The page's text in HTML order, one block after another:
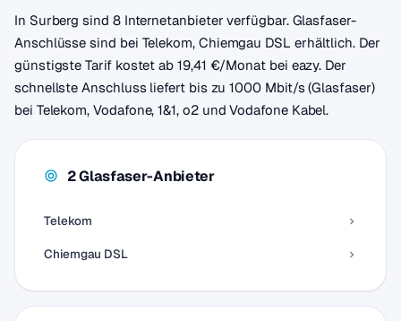
In Surberg sind 8 Internetanbieter verfügbar. Glasfaser-
Anschlüsse sind bei Telekom, Chiemgau DSL erhältlich. Der
günstigste Tarif kostet ab 19,41 €/Monat bei eazy. Der
schnellste Anschluss liefert bis zu 1000 Mbit/s (Glasfaser)
bei Telekom, Vodafone, 1&1, o2 und Vodafone Kabel.
2 Glasfaser-Anbieter
Telekom
Chiemgau DSL